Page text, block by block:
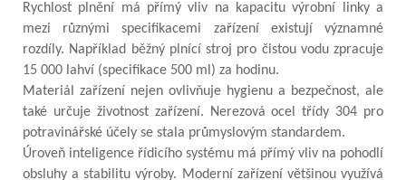
Rychlost plnění má přímý vliv na kapacitu výrobní linky a
mezi různými specifikacemi zařízení existují významné
rozdíly. Například běžný plnící stroj pro čistou vodu zpracuje
15 000 lahví (specifikace 500 ml) za hodinu.
Materiál zařízení nejen ovlivňuje hygienu a bezpečnost, ale
také určuje životnost zařízení. Nerezová ocel třídy 304 pro
potravinářské účely se stala průmyslovým standardem.
Úroveň inteligence řídicího systému má přímý vliv na pohodlí
obsluhy a stabilitu výroby. Moderní zařízení většinou využívá